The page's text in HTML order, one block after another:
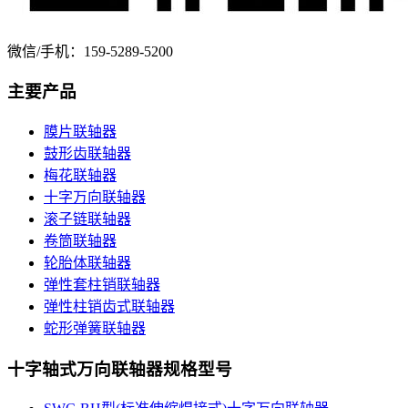
微信/手机：159-5289-5200
主要产品
膜片联轴器
鼓形齿联轴器
梅花联轴器
十字万向联轴器
滚子链联轴器
卷筒联轴器
轮胎体联轴器
弹性套柱销联轴器
弹性柱销齿式联轴器
蛇形弹簧联轴器
十字轴式万向联轴器规格型号